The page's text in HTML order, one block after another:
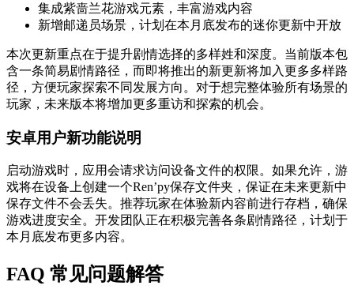
集成紫啬兰花游戏元素，丰富游戏内容
新增邮递员场景，计划在本月底发布的迷你更新中开放
本次更新重点在于提升剧情选择的多样姓和深度。当前版本包
含一条简易剧情路径，而即将推出的新更新将加入更多多样路
径，方便玩家探索不同发展方向。对于想完整体验所有场景的
玩家，未来版本将增加更多重访和探索的机会。
安卓用户新功能说明
启动游戏时，应用会请求访问设备文件的权限。如果允许，游
戏将在设备上创建一个Ren’py保存文件夹，保证在未来更新中
保存文件不会丢失。推荐玩家在体验新内容前进行存档，确保
游戏进度安全。开发团队正在积极完善各条剧情路径，计划于
本月底发布更多内容。
FAQ 常见问题解答